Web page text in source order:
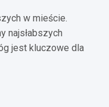
w mieście.
najsłabszych
jest kluczowe dla